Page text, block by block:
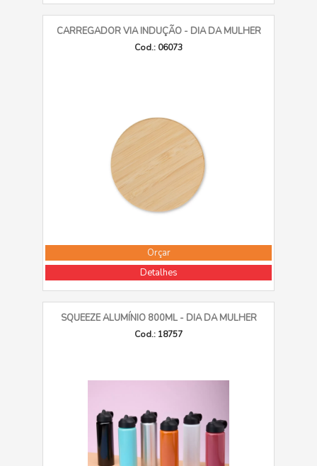
CARREGADOR VIA INDUÇÃO - DIA DA MULHER
Cod.: 06073
Orçar
Detalhes
SQUEEZE ALUMÍNIO 800ML - DIA DA MULHER
Cod.: 18757